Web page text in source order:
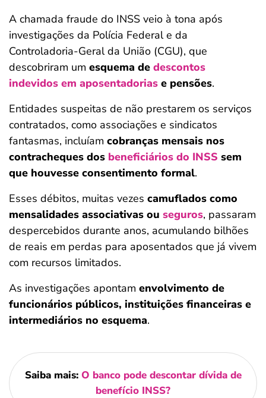
A chamada fraude do INSS veio à tona após
investigações da Polícia Federal e da
Controladoria-Geral da União (CGU), que
descobriram um esquema de descontos
indevidos em aposentadorias e pensões.
Entidades suspeitas de não prestarem os serviços
contratados, como associações e sindicatos
fantasmas, incluíam cobranças mensais nos
contracheques dos beneficiários do INSS sem
que houvesse consentimento formal.
Esses débitos, muitas vezes camuflados como
mensalidades associativas ou seguros, passaram
despercebidos durante anos, acumulando bilhões
de reais em perdas para aposentados que já vivem
com recursos limitados.
As investigações apontam envolvimento de
funcionários públicos, instituições financeiras e
intermediários no esquema.
Saiba mais: O banco pode descontar dívida de
benefício INSS?